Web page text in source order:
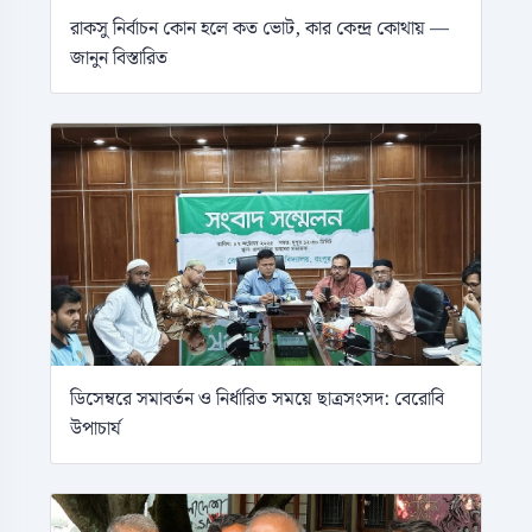
রাকসু নির্বাচন কোন হলে কত ভোট, কার কেন্দ্র কোথায় —
জানুন বিস্তারিত
ডিসেম্বরে সমাবর্তন ও নির্ধারিত সময়ে ছাত্রসংসদ: বেরোবি
উপাচার্য